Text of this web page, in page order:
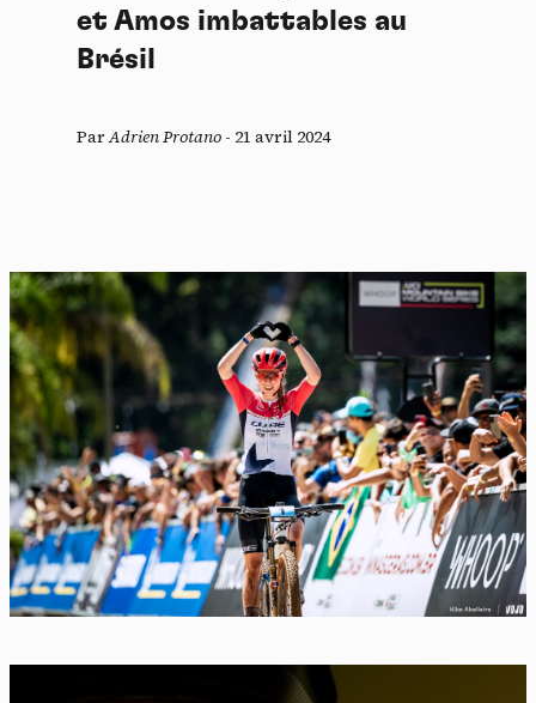
et Amos imbattables au
Brésil
ParAdrien Protano - 21 avril 2024